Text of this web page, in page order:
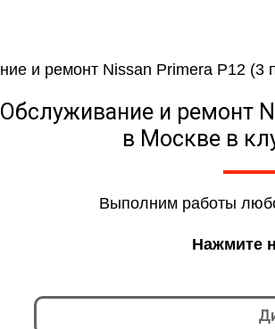
Обслуживание и ремонт
в Москве в
Выполним работы
Нажмите